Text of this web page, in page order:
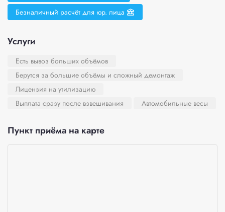
Безналичный расчёт для юр. лица
Услуги
Есть вывоз больших объёмов
Берутся за большие объёмы и сложный демонтаж
Лицензия на утилизацию
Выплата сразу после взвешивания
Автомобильные весы
Пункт приёма на карте